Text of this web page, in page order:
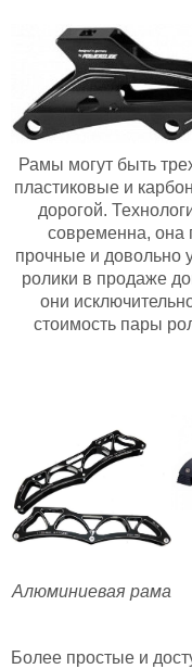
Рамы могут быть
пластиковые и
дорогой.
современна, она
прочные и довольно
ролики в продаже
они
стоимость пары
Алюминиевая рама
Более простые и